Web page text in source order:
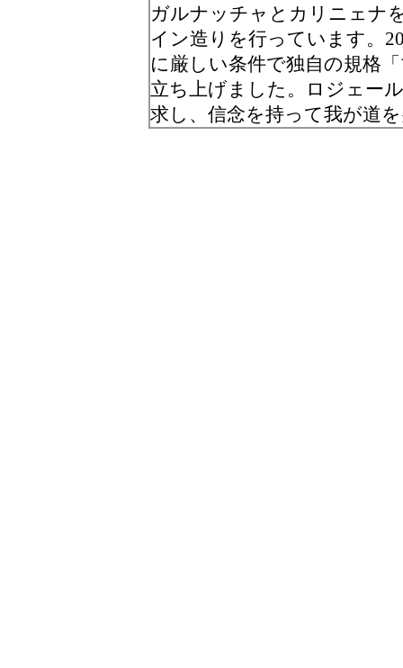
ガルナッチャとカリニェナ
イン造りを行っています。
に厳しい条件で独自の規格
立ち上げました。ロジェー
求し、信念を持って我が道